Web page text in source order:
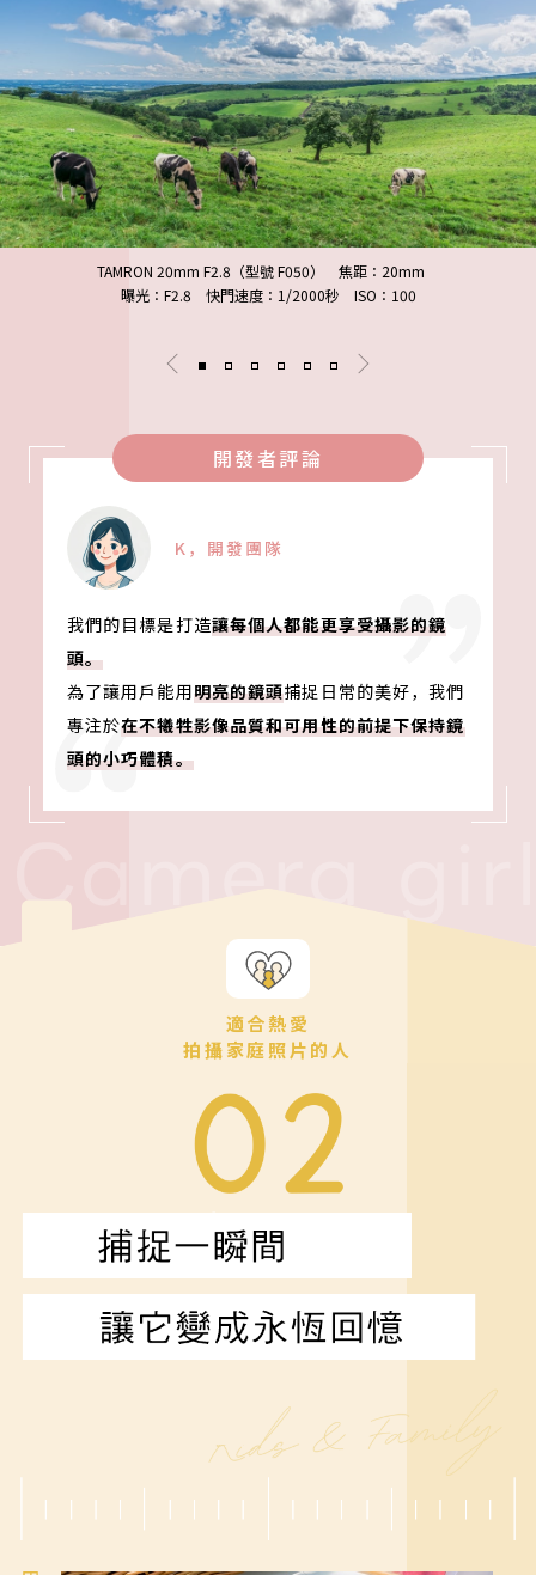
TAMRON 20mm F2.8（型號 F050） 焦距：20mm
曝光：F2.8 快門速度：1/2000秒 ISO：100
開發者評論
K，開發團隊
我們的目標是打造讓每個人都能更享受攝影的鏡
頭。
為了讓用戶能用明亮的鏡頭捕捉日常的美好，我們
專注於在不犧牲影像品質和可用性的前提下保持鏡
頭的小巧體積。
適合熱愛
拍攝家庭照片的人